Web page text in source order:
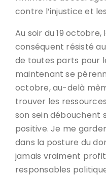
contre l’injustice et
Au soir du 19 octobre,
conséquent résisté
de toutes parts pour
maintenant se
octobre, au-delà
trouver les
son sein débouchent
positive. Je me
dans la posture du
jamais vraiment
responsables